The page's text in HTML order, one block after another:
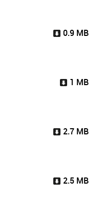
0.9 MB
1 MB
2.7 MB
2.5 MB